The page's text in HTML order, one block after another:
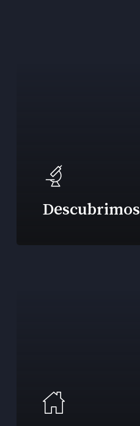
Descubrimos